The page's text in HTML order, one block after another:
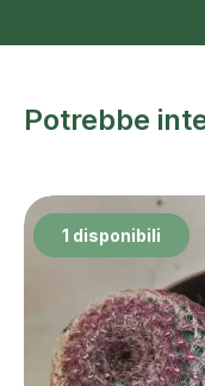
Potrebbe
1 disponibili